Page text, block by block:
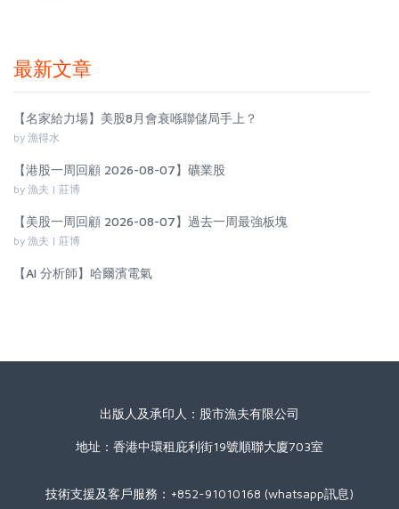
最新文章
【名家給力場】美股8月會衰喺聯儲局手上？
by 漁得水
【港股一周回顧 2026-08-07】礦業股
by 漁夫 | 莊博
【美股一周回顧 2026-08-07】過去一周最強板塊
by 漁夫 | 莊博
【AI 分析師】哈爾濱電氣
出版人及承印人：股市漁夫有限公司
地址：香港中環租庇利街19號順聯大廈703室
技術支援及客戶服務：+852-91010168 (whatsapp訊息)